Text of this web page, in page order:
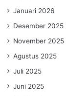
Januari 2026
Desember 2025
November 2025
Agustus 2025
Juli 2025
Juni 2025